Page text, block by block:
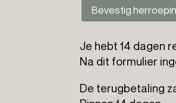
l
h
Bevestig
Je hebt 14 dagen
Na dit formulier
De terugbetaling